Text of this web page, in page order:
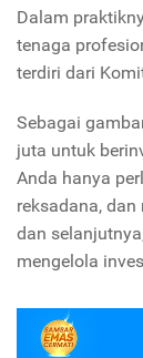
Dalam
tenaga
terdiri dari
Sebagai
juta untuk
Anda hanya
reksadana,
dan
mengelola